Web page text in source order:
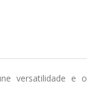
versatilidade e o